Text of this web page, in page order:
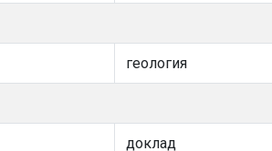
геология
доклад